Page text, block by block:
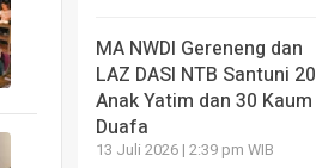
MA NWDI Gereneng dan
LAZ DASI NTB Santuni 20
Anak Yatim dan 30 Kaum
Duafa
13 Juli 2026 | 2:39 pm WIB